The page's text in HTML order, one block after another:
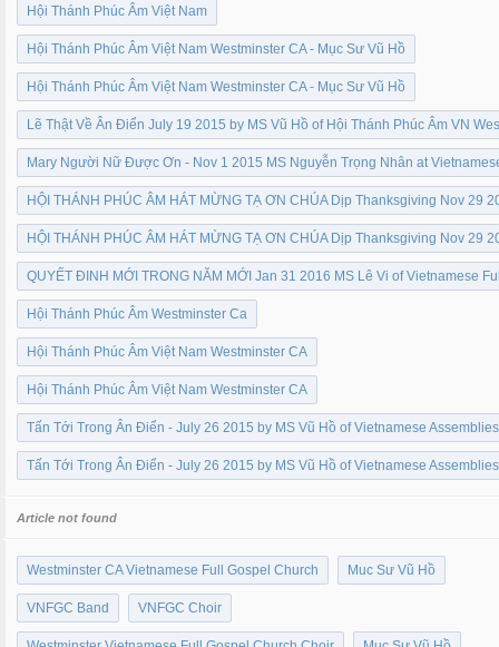
Hội Thánh Phúc Âm Việt Nam
Hội Thánh Phúc Âm Việt Nam Westminster CA - Mục Sư Vũ Hồ
Hội Thánh Phúc Âm Việt Nam Westminster CA - Mục Sư Vũ Hồ
Lẽ Thật Về Ân Điển July 19 2015 by MS Vũ Hồ of Hội Thánh Phúc Âm VN
Mary Người Nữ Được Ơn - Nov 1 2015 MS Nguyễn Trọng Nhân at
HỘI THÁNH PHÚC ÂM HÁT MỪNG TẠ ƠN CHÚA Dịp Thanksgiving Nov 29
HỘI THÁNH PHÚC ÂM HÁT MỪNG TẠ ƠN CHÚA Dịp Thanksgiving Nov 29
QUYẾT ĐINH MỚI TRONG NĂM MỚI Jan 31 2016 MS Lê Vi of Vietnamese
Hội Thánh Phúc Âm Westminster Ca
Hội Thánh Phúc Âm Việt Nam Westminster CA
Hội Thánh Phúc Âm Việt Nam Westminster CA
Tấn Tới Trong Ân Điển - July 26 2015 by MS Vũ Hồ of Vietnamese
Tấn Tới Trong Ân Điển - July 26 2015 by MS Vũ Hồ of Vietnamese
Article not found
Westminster CA Vietnamese Full Gospel Church Muc Sư Vũ Hồ
VNFGC Band VNFGC Choir